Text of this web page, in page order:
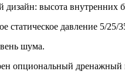
дизайн: высота внутренних
статическое давление 5/25/
шума.
опциональный